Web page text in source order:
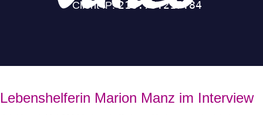
Lebenshelferin Marion Manz im Interview